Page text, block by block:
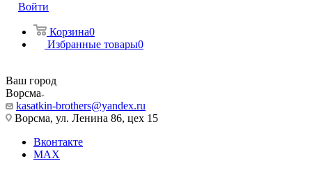
Войти
Корзина0
Избранные товары0
Ваш город
Ворсма
kasatkin-brothers@yandex.ru
Ворсма, ул. Ленина 86, цех 15
Вконтакте
MAX